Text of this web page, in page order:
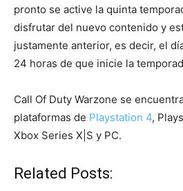
pronto se active la quinta
disfrutar del nuevo contenido y
justamente anterior, es decir, el
24 horas de que inicie la
Call Of Duty Warzone se
plataformas de Playstation 4,
Xbox Series X|S y PC.
Related Posts: